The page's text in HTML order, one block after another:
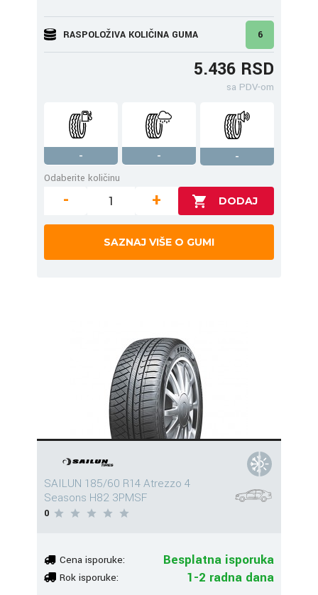
RASPOLOŽIVA KOLIČINA GUMA 6
5.436 RSD
sa PDV-om
- -
-
Odaberite količinu
- +
SAZNAJ VIŠE O GUMI
SAILUN 185/60 R14 Atrezzo 4
Seasons H82 3PMSF
0
Cena isporuke: Besplatna isporuka
Rok isporuke: 1-2 radna dana